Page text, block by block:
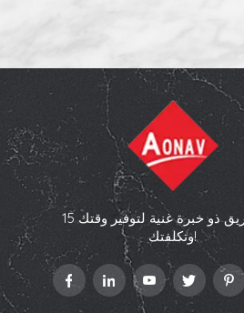
15 عامًا! فريق ذو خبرة غنية لتوفير وقتك
وتكلفتك!